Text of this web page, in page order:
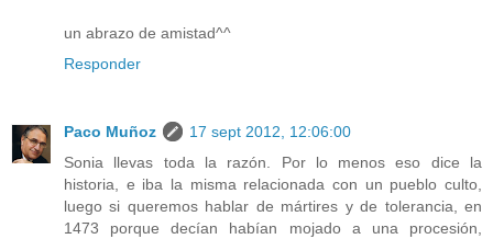
un abrazo de amistad^^
Responder
Paco Muñoz
17 sept 2012, 12:06:00
Sonia llevas toda la razón. Por lo menos eso dice la
historia, e iba la misma relacionada con un pueblo culto,
luego si queremos hablar de mártires y de tolerancia, en
1473 porque decían habían mojado a una procesión,